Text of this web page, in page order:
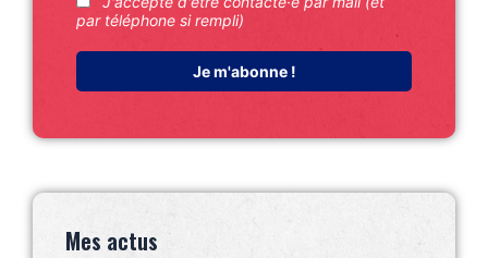
par téléphone si rempli)
Mes actus